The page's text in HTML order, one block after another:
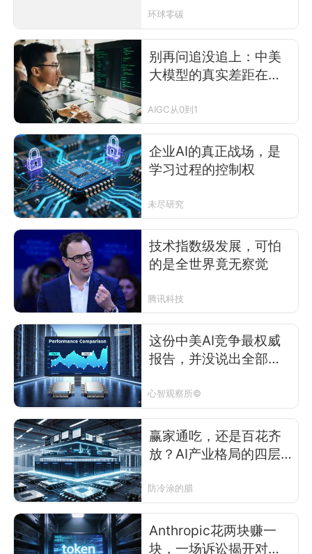
环球零碳
别再问追没追上：中美
大模型的真实差距在这
AIGC从0到1
企业AI的真正战场，是
学习过程的控制权
未尽研究
技术指数级发展，可怕
的是全世界竟无察觉
腾讯科技
这份中美AI竞争最权威
报告，并没说出全部真
心智观察所©
赢家通吃，还是百花齐
放？AI产业格局的四层
防冷涂的腊
Anthropic花两块赚一
块，一场诉讼揭开对